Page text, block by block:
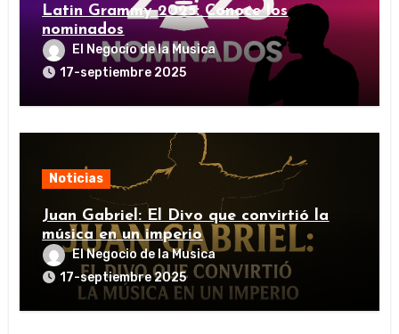
Latin Grammy 2025: Conoce los
nominados
El Negocio de la Musica
17-septiembre 2025
Noticias
Juan Gabriel: El Divo que convirtió la
música en un imperio
El Negocio de la Musica
17-septiembre 2025